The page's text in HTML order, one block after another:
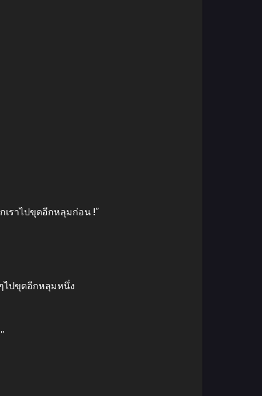
เราไปขุดอีกหลุมก่อน !”
ไปขุดอีกหลุมหนึ่ง